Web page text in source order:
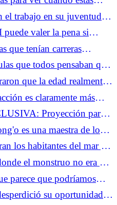
el trabajo en su juventud y
valer la pena si
que tenían carreras
que todos pensaban que
que crecieron
que la edad realmente
es claramente más
Proyección para
Dark Matter y obsequio
de San Diego
es una maestra de los
los habitantes del mar y
el monstruo no era el
parece que podríamos
mismossu oportunidad